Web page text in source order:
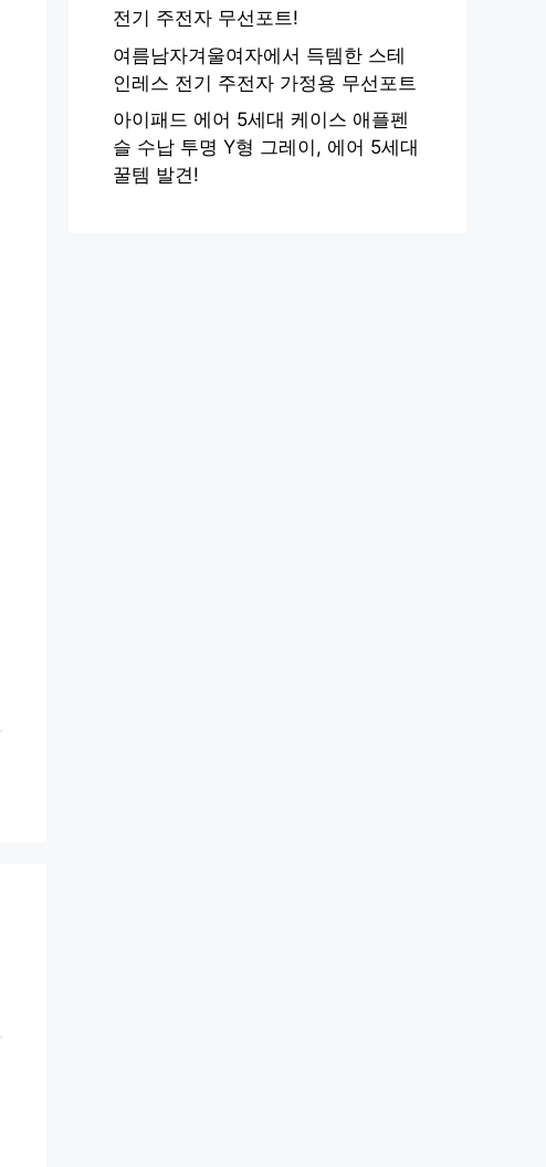
전기 주전자 무선포트!
여름남자겨울여자에서 득템한 스테
인레스 전기 주전자 가정용 무선포트
아이패드 에어 5세대 케이스 애플펜
슬 수납 투명 Y형 그레이, 에어 5세대
꿀템 발견!